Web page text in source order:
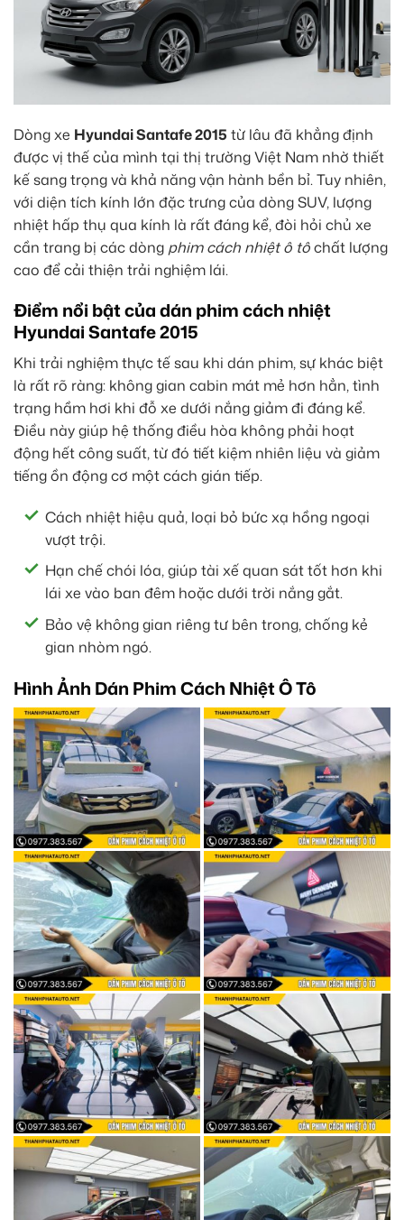
Dòng xe Hyundai Santafe 2015 từ lâu đã khẳng định
được vị thế của mình tại thị trường Việt Nam nhờ thiết
kế sang trọng và khả năng vận hành bền bỉ. Tuy nhiên,
với diện tích kính lớn đặc trưng của dòng SUV, lượng
nhiệt hấp thụ qua kính là rất đáng kể, đòi hỏi chủ xe
cần trang bị các dòng phim cách nhiệt ô tôchất lượng
cao để cải thiện trải nghiệm lái.
Điểm nổi bật của dán phim cách nhiệt
Hyundai Santafe 2015
Khi trải nghiệm thực tế sau khi dán phim, sự khác biệt
là rất rõ ràng: không gian cabin mát mẻ hơn hẳn, tình
trạng hầm hơi khi đỗ xe dưới nắng giảm đi đáng kể.
Điều này giúp hệ thống điều hòa không phải hoạt
động hết công suất, từ đó tiết kiệm nhiên liệu và giảm
tiếng ồn động cơ một cách gián tiếp.
Cách nhiệt hiệu quả, loại bỏ bức xạ hồng ngoại
vượt trội.
Hạn chế chói lóa, giúp tài xế quan sát tốt hơn khi
lái xe vào ban đêm hoặc dưới trời nắng gắt.
Bảo vệ không gian riêng tư bên trong, chống kẻ
gian nhòm ngó.
Hình Ảnh Dán Phim Cách Nhiệt Ô Tô